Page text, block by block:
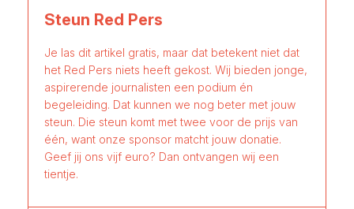
Steun Red Pers
Je las dit artikel gratis, maar dat betekent niet dat
het Red Pers niets heeft gekost. Wij bieden jonge,
aspirerende journalisten een podium én
begeleiding. Dat kunnen we nog beter met jouw
steun. Die steun komt met twee voor de prijs van
één, want onze sponsor matcht jouw donatie.
Geef jij ons vijf euro? Dan ontvangen wij een
tientje.